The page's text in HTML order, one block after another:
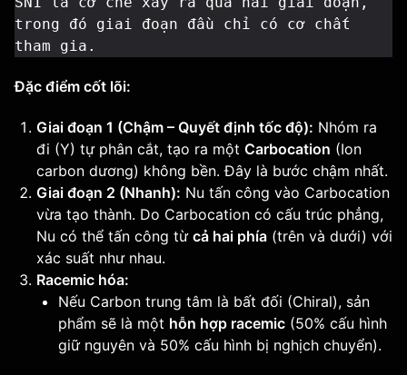
trong đó giai đoạn đầu chỉ có cơ chất
tham gia.
Đặc điểm cốt lõi:
Giai đoạn 1 (Chậm – Quyết định tốc độ): Nhóm ra
đi (Y) tự phân cắt, tạo ra một Carbocation (Ion
carbon dương) không bền. Đây là bước chậm nhất.
Giai đoạn 2 (Nhanh): Nu tấn công vào Carbocation
vừa tạo thành. Do Carbocation có cấu trúc phẳng,
Nu có thể tấn công từ cả hai phía (trên và dưới) với
xác suất như nhau.
Racemic hóa:
Nếu Carbon trung tâm là bất đối (Chiral), sản
phẩm sẽ là một hỗn hợp racemic (50% cấu hình
giữ nguyên và 50% cấu hình bị nghịch chuyển).